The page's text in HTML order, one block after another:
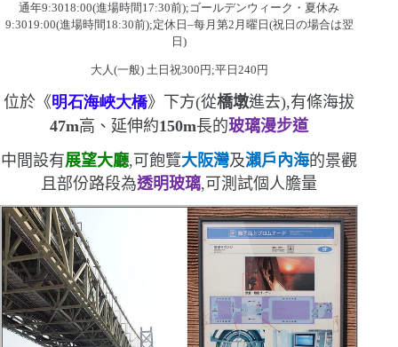
通年9:3018:00(進場時間 17:30前);ゴールデンウィーク・夏休み
9:3019:00(進場時間 18:30前);定休日 –每月第2 月曜日 (祝日の場合は翌
日)
大人 (一般) 土日祝300円;平日240円
位於《明石海峽大橋》下方(從橋墩進去),有條海拔
47m高、延伸約150m長的玻璃漫步道
中間設有展望大廳,可飽覽大阪灣及瀨戶內海的景觀
且部份路段為透明玻璃,可測試個人膽量